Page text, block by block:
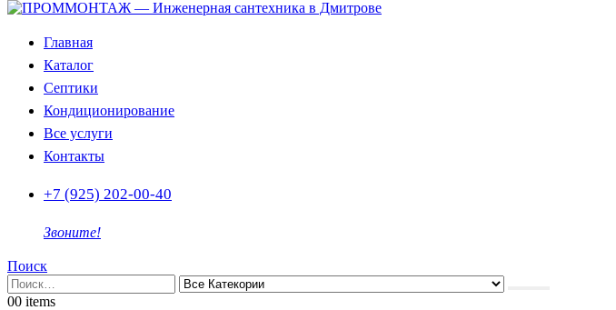
Главная
Каталог
Септики
Кондиционирование
Все услуги
Контакты
+7 (925) 202-00-40
Звоните!
Поиск
00 items